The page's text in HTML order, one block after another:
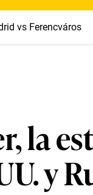
vs Ferencváros
la
y